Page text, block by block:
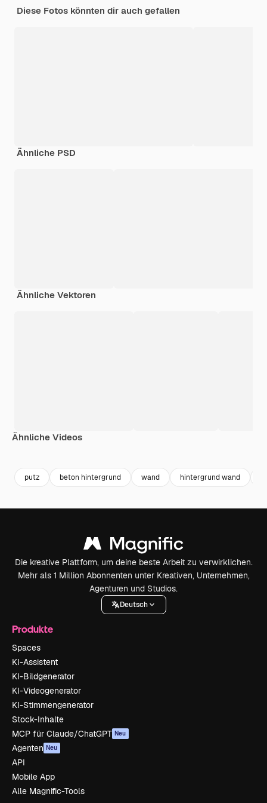
Diese Fotos könnten dir auch gefallen
Ähnliche PSD
Ähnliche Vektoren
Ähnliche Videos
putz beton hintergrund wand hintergrund wand
Die kreative Plattform, um deine beste Arbeit zu verwirklichen.
Mehr als 1 Million Abonnenten unter Kreativen, Unternehmen,
Agenturen und Studios.
Deutsch
Produkte
Spaces
KI-Assistent
KI-Bildgenerator
KI-Videogenerator
KI-Stimmengenerator
Stock-Inhalte
MCP für Claude/ChatGPT Neu
Agenten Neu
API
Mobile App
Alle Magnific-Tools